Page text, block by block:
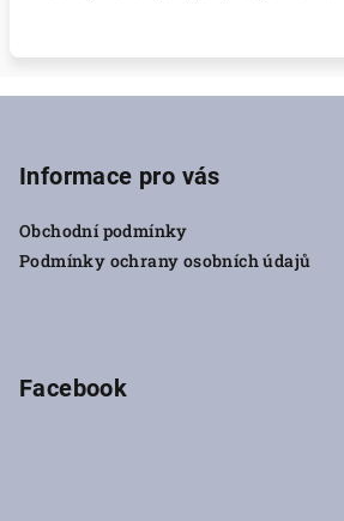
Informace pro vás
Obchodní podmínky
Podmínky ochrany osobních údajů
Facebook